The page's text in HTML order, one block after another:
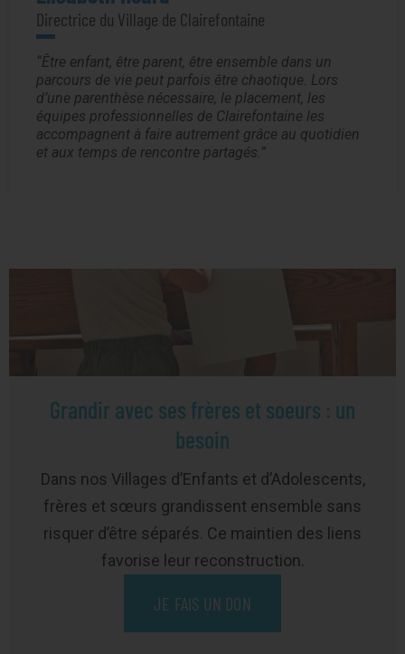
Directrice du Village de Clairefontaine
Être enfant, être parent, être ensemble dans un
parcours de vie peut parfois être chaotique. Lors
d’une parenthèse nécessaire, le placement, les
équipes professionnelles de Clairefontaine les
accompagnent à faire autrement grâce au quotidien
et aux temps de rencontre partagés.
Grandir avec ses frères et soeurs : un
besoin
Dans nos Villages d’Enfants et d’Adolescents,
frères et sœurs grandissent ensemble sans
risquer d’être séparés. Ce maintien des liens
favorise leur reconstruction.
JE FAIS UN DON